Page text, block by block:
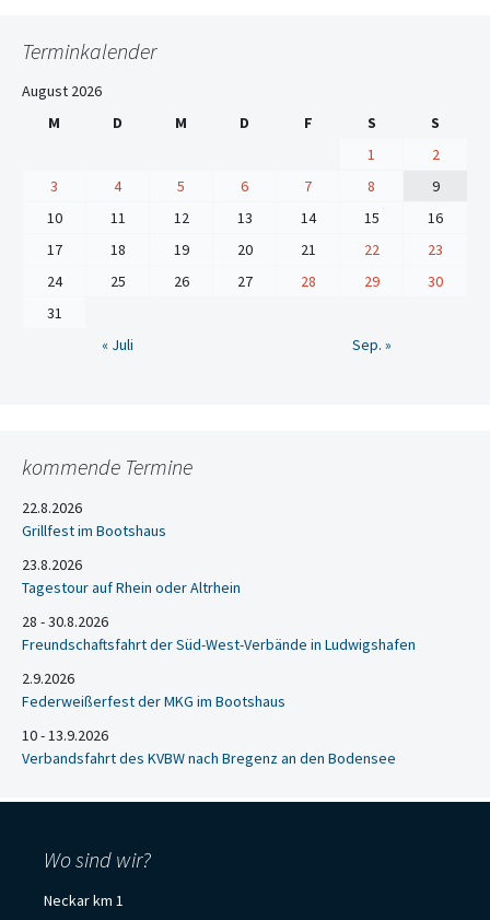
Terminkalender
August 2026
M
D M D F S
S
1
2
3
4 5 6 7 8
9
10
11 12 13 14 15
16
17
18 19 20 21 22
23
24
25 26 27 28 29
30
31
« Juli
Sep. »
kommende Termine
22.8.2026
Grillfest im Bootshaus
23.8.2026
Tagestour auf Rhein oder Altrhein
28 - 30.8.2026
Freundschaftsfahrt der Süd-West-Verbände in Ludwigshafen
2.9.2026
Federweißerfest der MKG im Bootshaus
10 - 13.9.2026
Verbandsfahrt des KVBW nach Bregenz an den Bodensee
Wo sind wir?
Neckar km 1